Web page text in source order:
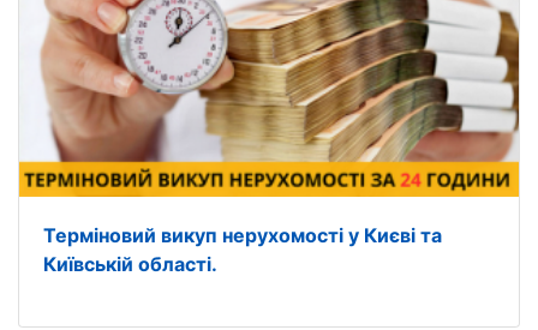
Терміновий викуп нерухомості у Києві та
Київській області.